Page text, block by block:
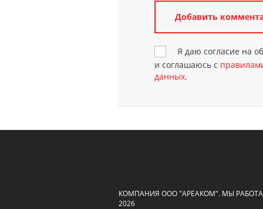
Я даю согласие на
и соглашаюсь с
данных.
КОМПАНИЯ ООО "АРЕАКОМ". МЫ
2026